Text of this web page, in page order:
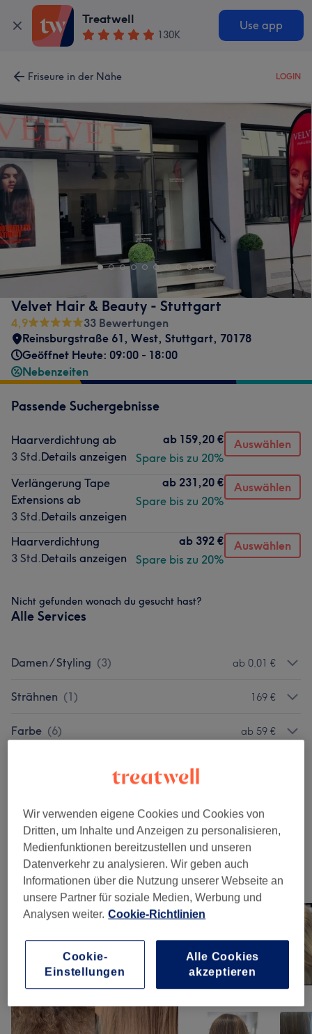
Treatwell
130K
Use app
Friseure in der Nähe LOGIN
Velvet Hair & Beauty - Stuttgart
4,9
33 Bewertungen
Reinsburgstraße 61, West, Stuttgart, 70178
Geöffnet Heute: 09:00 - 18:00
Nebenzeiten
Passende Suchergebnisse
Haarverdichtung ab
3 Std.Details anzeigen
ab 159,20 €
Spare bis zu 20%
Auswählen
Verlängerung Tape
Extensions ab
3 Std.Details anzeigen
ab 231,20 €
Spare bis zu 20%
Auswählen
Haarverdichtung
3 Std.Details anzeigen
ab 392 €
Spare bis zu 20%
Auswählen
Nicht gefunden wonach du gesucht hast?
Alle Services
Damen / Styling (3) ab 0,01 €
Strähnen (1) 169 €
Farbe (6) ab 59 €
1)
Haarverlängerung (4) ab 159,20 €
Unsere Arbeit
Bild anklicken für weitere Details
Wir verwenden eigene Cookies und Cookies von
Dritten, um Inhalte und Anzeigen zu personalisieren,
Medienfunktionen bereitzustellen und unseren
Datenverkehr zu analysieren. Wir geben auch
Informationen über die Nutzung unserer Webseite an
unsere Partner für soziale Medien, Werbung und
Analysen weiter. Cookie-Richtlinien
Cookie-
Einstellungen
Alle Cookies
akzeptieren